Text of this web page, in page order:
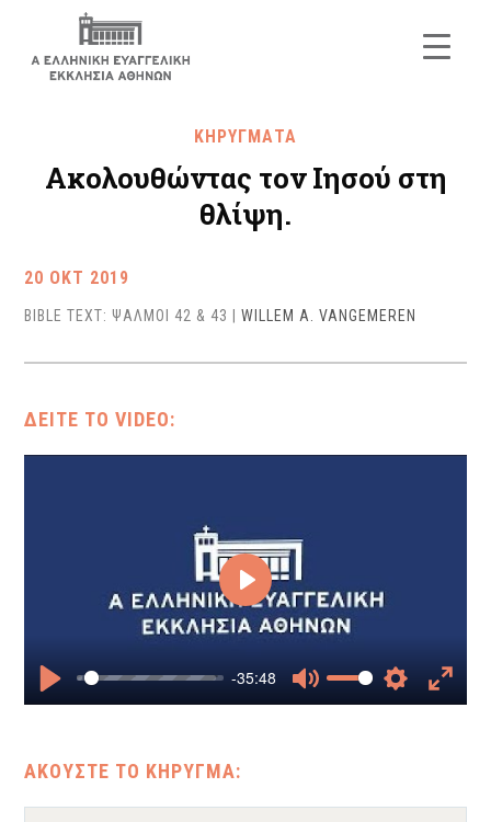
ΚΗΡΥΓΜΑΤΑ
Ακολουθώντας τον Ιησού στη
θλίψη.
20 ΟΚΤ 2019
BIBLE TEXT: ΨΑΛΜΟΙ 42 & 43 |WILLEM A. VANGEMEREN
Play
-35:48
Mute
SettingsEnter
Play